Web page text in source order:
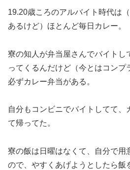
19.20歳ころのアルバイト時代は
あるけど）ほとんど毎日カレー。
寮の知人が弁当屋さんでバイトし
ってくるんだけど（今とはコンプ
必ずカレー弁当がある。
自分もコンビニでバイトしてて、
て帰ってた。
寮の飯は日曜はなくて、自分で用
ので、やすくあげようとしたら飯